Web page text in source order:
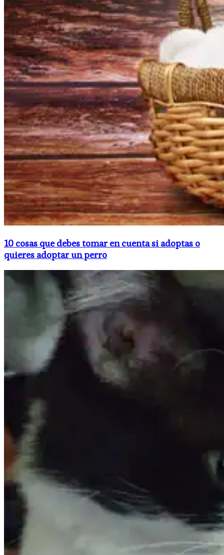
10 cosas que debes tomar en cuenta si adoptas o
quieres adoptar un perro